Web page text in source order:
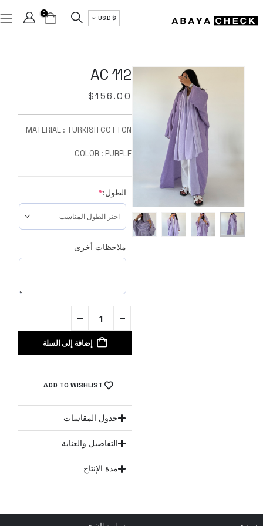
$ USD
0
AC 112
$156.00
MATERIAL : TURKISH COTTON
COLOR : PURPLE
الطول:*
ملاحظات أخرى
إضافة إلى السلة
ADD TO WISHLIST
جدول المقاسات
التفاصيل والعناية
مدة الإنتاج